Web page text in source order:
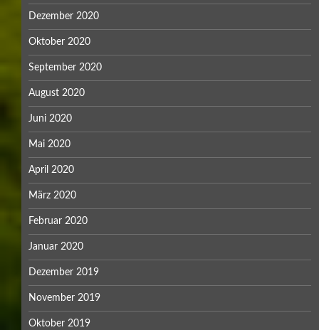
Dezember 2020
Oktober 2020
September 2020
August 2020
Juni 2020
Mai 2020
April 2020
März 2020
Februar 2020
Januar 2020
Dezember 2019
November 2019
Oktober 2019